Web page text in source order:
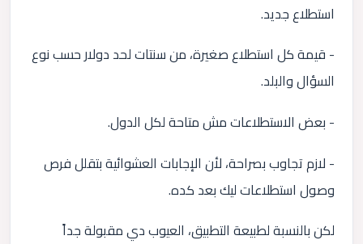
استطلاع جديد.
- قيمة كل استطلاع صغيرة، من سنتات لحد دولار حسب نوع
السؤال والبلد.
- بعض الاستطلاعات مش متاحة لكل الدول.
- لازم تجاوب بصراحة، لأن الإجابات العشوائية بتقلل فرص
وصول استطلاعات ليك بعد كده.
لكن بالنسبة لطبيعة التطبيق، العيوب دي مقبولة جداً